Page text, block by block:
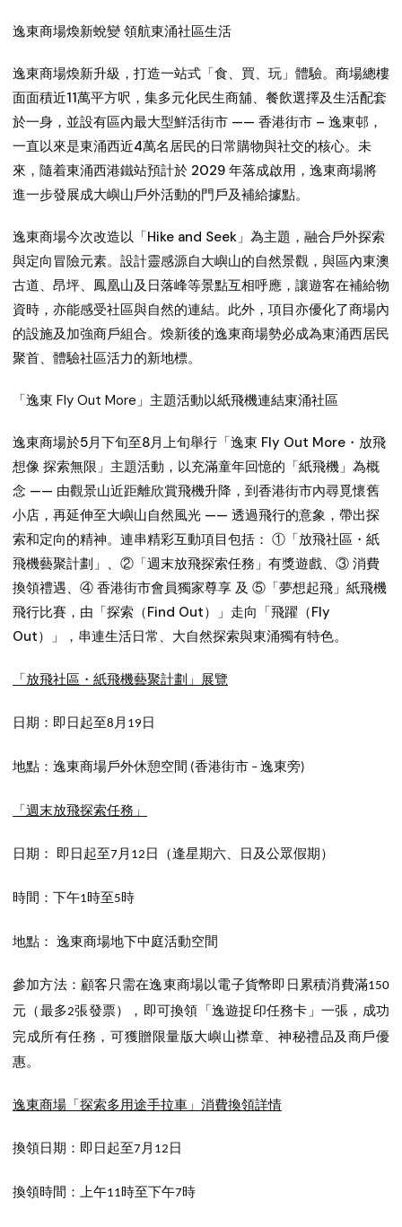
逸東商場煥新蛻變 領航東涌社區生活
逸東商場煥新升級，打造一站式「食、買、玩」體驗。商場總樓
面面積近11萬平方呎，集多元化民生商舖、餐飲選擇及生活配套
於一身，並設有區內最大型鮮活街市 —— 香港街市 – 逸東邨，
一直以來是東涌西近4萬名居民的日常購物與社交的核心。未
來，隨着東涌西港鐵站預計於 2029 年落成啟用，逸東商場將
進一步發展成大嶼山戶外活動的門戶及補給據點。
逸東商場今次改造以「Hike and Seek」為主題，融合戶外探索
與定向冒險元素。設計靈感源自大嶼山的自然景觀，與區內東澳
古道、昂坪、鳳凰山及日落峰等景點互相呼應，讓遊客在補給物
資時，亦能感受社區與自然的連結。此外，項目亦優化了商場內
的設施及加強商戶組合。煥新後的逸東商場勢必成為東涌西居民
聚首、體驗社區活力的新地標。
「逸東 Fly Out More」主題活動以紙飛機連結東涌社區
逸東商場於5月下旬至8月上旬舉行「逸東 Fly Out More・放飛
想像 探索無限」主題活動，以充滿童年回憶的「紙飛機」為概
念 —— 由觀景山近距離欣賞飛機升降，到香港街市內尋覓懷舊
小店，再延伸至大嶼山自然風光 —— 透過飛行的意象，帶出探
索和定向的精神。連串精彩互動項目包括： ①「放飛社區・紙
飛機藝聚計劃」、②「週末放飛探索任務」有獎遊戲、③ 消費
換領禮遇、④ 香港街市會員獨家尊享 及 ⑤「夢想起飛」紙飛機
飛行比賽，由「探索（Find Out）」走向「飛躍（Fly
Out）」，串連生活日常、大自然探索與東涌獨有特色。
「放飛社區・紙飛機藝聚計劃」展覽
日期： 即日起至8 月 19 日
地點：逸東商場戶外休憩空間 (香港街市 – 逸東旁)
「週末放飛探索任務」
日期： 即 日起至7 月 12 日（逢星期六、日及公眾假期）
時間：下午1時至5時
地點： 逸東商場地下中庭活動空間
參加方法：顧客只需在逸東商場以電子貨幣即日累積消費滿150
元（最多2張發票），即可換領「逸遊捉印任務卡」一張，成功
完成所有任務，可獲贈限量版大嶼山襟章、神秘禮品及商戶優
惠。
逸東商場「探索多用途手拉車」消費換領詳情
換領日期： 即日起至7 月 12 日
換領時間：上午11時至下午7時